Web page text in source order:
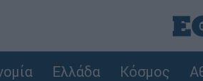
Ελλάδα Κόσμος